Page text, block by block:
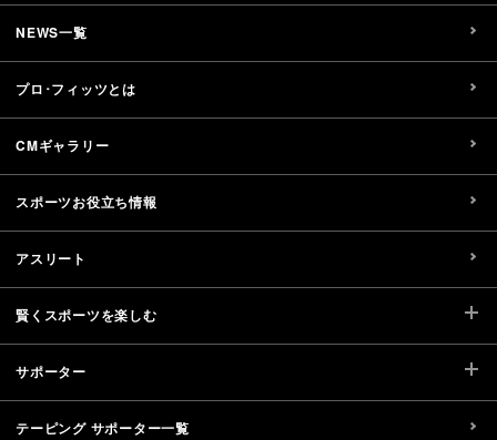
NEWS一覧
プロ･フィッツとは
CMギャラリー
スポーツお役立ち情報
アスリート
賢くスポーツを楽しむ
サポーター
テーピング サポーター一覧